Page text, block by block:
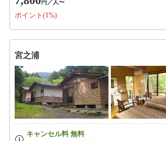
円 ／人〜
ポイント(1%)
宮之浦